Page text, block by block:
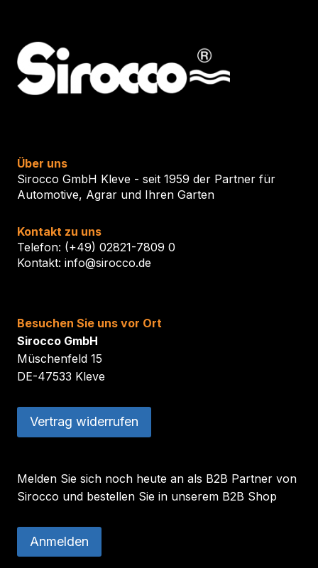
Über uns
Sirocco GmbH Kleve - seit 1959 der Partner für
Automotive, Agrar und Ihren Garten
Kontakt zu uns
Telefon: (+49) 02821-7809 0
Kontakt: info@sirocco.de
Besuchen Sie uns vor Ort
Sirocco GmbH
Müschenfeld 15
DE-47533 Kleve
Vertrag widerrufen
Melden Sie sich noch heute an als B2B Partner von
Sirocco und bestellen Sie in unserem B2B Shop
Anmelden